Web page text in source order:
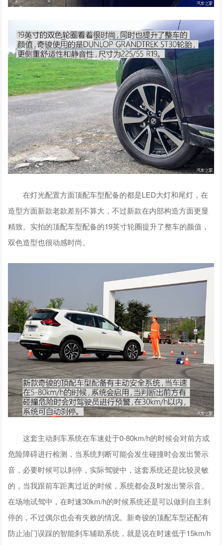
在灯光配置方面顶配车型配备的都是LED大灯和尾灯，在
造型方面新款老款差别不算大，不过新款在内部构造方面更显
精致。实拍的顶配车型配备的19英寸轮圈提升了整车的颜值，
双色造型也很动感时尚。
这套主动刹车系统在车速处于0-80km/h的时候会对前方或
危险障碍进行检测，当系统判断可能会发生碰撞时会发出警示
音，必要时候可以刹停，实际驾驶中，这套系统还是比较灵敏
的，当我跟前车距离过近的时候，系统都会及时发出警示音。
在场地试驾中，在时速30km/h的时候系统还是可以做到自主刹
停的，不过偶尔也会有失败的情况。新奇骏的顶配车型还配有
防止油门误踩的智能刹车辅助系统，就是说在时速低于15km/h